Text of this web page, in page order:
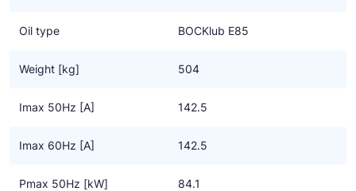
kwaliteit componenten
oliepomp
geluidsarm
mogelijk toepassingen
Oil type BOCKlub E85
Weight [kg] 504
Imax 50Hz [A] 142.5
Imax 60Hz [A] 142.5
Pmax 50Hz [kW] 84.1